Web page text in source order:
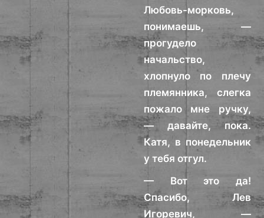
Любовь-морковь,
понимаешь, —
прогудело
начальство,
хлопнуло по плечу
племянника, слегка
пожало мне ручку,
— давайте, пока.
Катя, в понедельник
у тебя отгул.
— Вот это да!
Спасибо, Лев
Игоревич, —